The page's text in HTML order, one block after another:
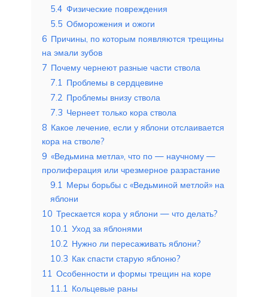
5.4 Физические повреждения
5.5 Обморожения и ожоги
6 Причины, по которым появляются трещины
на эмали зубов
7 Почему чернеют разные части ствола
7.1 Проблемы в сердцевине
7.2 Проблемы внизу ствола
7.3 Чернеет только кора ствола
8 Какое лечение, если у яблони отслаивается
кора на стволе?
9 «Ведьмина метла», что по — научному —
пролиферация или чрезмерное разрастание
9.1 Меры борьбы с «Ведьминой метлой» на
яблони
10 Трескается кора у яблони — что делать?
10.1 Уход за яблонями
10.2 Нужно ли пересаживать яблони?
10.3 Как спасти старую яблоню?
11 Особенности и формы трещин на коре
11.1 Кольцевые раны